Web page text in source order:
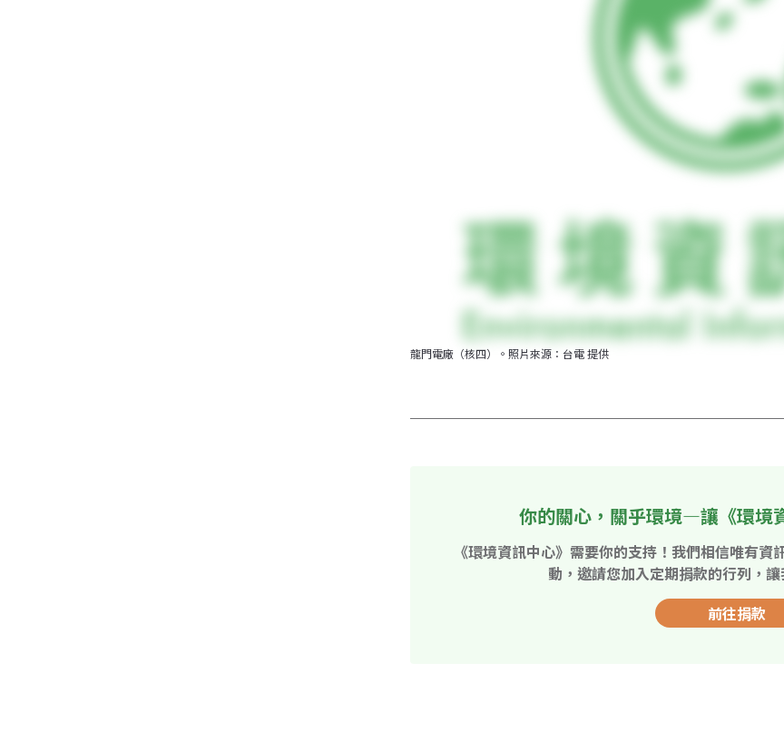
龍門電廠（核四）。照片來源：台電 提供
你的關心，關乎環境—讓《環境
《環境資訊中心》需要你的支持！我們相信唯有
動，邀請您加入定期捐款的行列，
前往捐款